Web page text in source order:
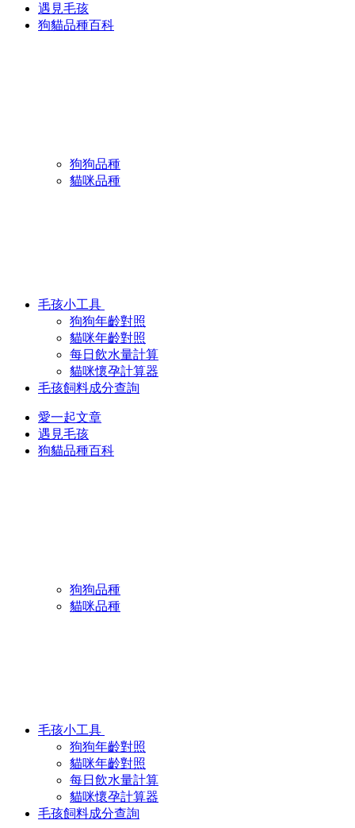
遇見毛孩
狗貓品種百科
狗狗品種
貓咪品種
毛孩小工具
狗狗年齡對照
貓咪年齡對照
每日飲水量計算
貓咪懷孕計算器
毛孩飼料成分查詢
愛一起文章
遇見毛孩
狗貓品種百科
狗狗品種
貓咪品種
毛孩小工具
狗狗年齡對照
貓咪年齡對照
每日飲水量計算
貓咪懷孕計算器
毛孩飼料成分查詢